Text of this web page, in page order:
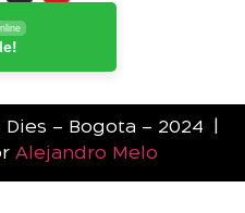
– Bogota – 2024 |
Alejandro Melo